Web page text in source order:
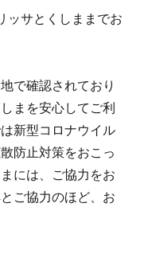
ッサとくしままでお
で確認されており
まを安心してご利
新型コロナウイル
防止対策をおこっ
には、ご協力をお
ご協力のほど、お